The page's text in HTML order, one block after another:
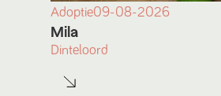
Adoptie09-08-2026
Mila
Dinteloord